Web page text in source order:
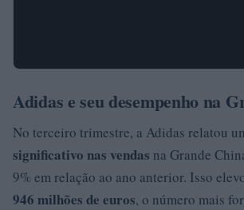
Adidas e seu desempenho na
No terceiro trimestre, a Adidas relatou
significativo nas vendas na Grande
9% em relação ao ano anterior. Isso
946 milhões de euros, o número mais